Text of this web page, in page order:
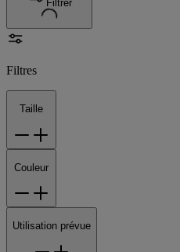
Filtrer
Filtres
Taille
Couleur
Utilisation prévue